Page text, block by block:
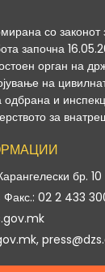
со законот
започна
орган на
на
одбрана и
за
бр. 10
02 2 433